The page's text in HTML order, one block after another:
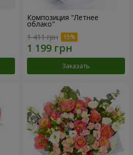
Композиция "Летнее
облако"
1 411 грн
Заказать